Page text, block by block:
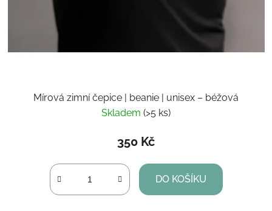
Mírová zimní čepice | beanie | unisex – béžová
Skladem (>5 ks)
350 Kč
DO KOŠÍKU